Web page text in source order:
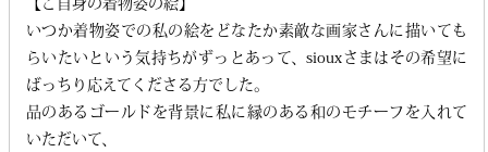
いつか着物姿での私の絵をどなたか素敵な画家さんに描いても
らいたいという気持ちがずっとあって、siouxさまはその希望に
ばっちり応えてくださる方でした。
品のあるゴールドを背景に私に縁のある和のモチーフを入れて
いただいて、